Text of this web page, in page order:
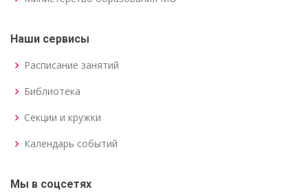
Наши сервисы
Расписание занятий
Библиотека
Секции и кружки
Календарь событий
Мы в соцсетях